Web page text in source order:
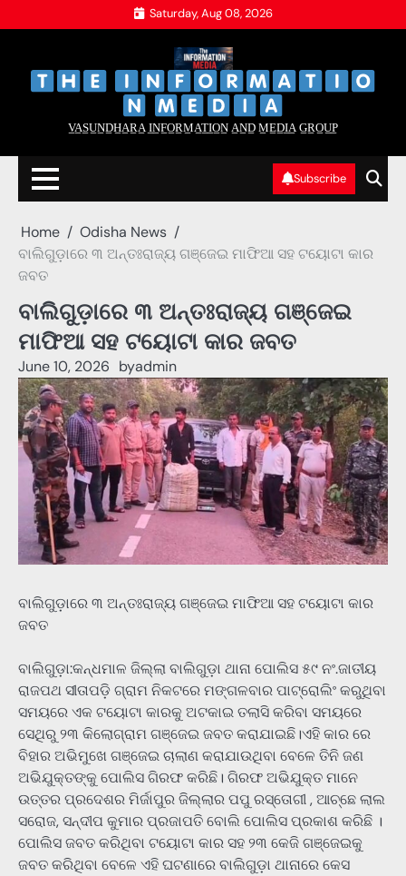
to
Saturday, Aug 08, 2026
V̲A̲S̲U̲N̲D̲H̲A̲R̲A̲ I̲N̲F̲O̲R̲M̲A̲T̲I̲O̲N̲ A̲N̲D̲ M̲E̲D̲I̲A̲ G̲R̲O̲U̲P̲
Subscribe
Home
Odisha News
ବାଲିଗୁଡ଼ାରେ ୩ ଅନ୍ତଃରାଜ୍ୟ ଗଞ୍ଜେଇ ମାଫିଆ ସହ ଟୟୋଟା କାର
ଜବତ
ବାଲିଗୁଡ଼ାରେ ୩ ଅନ୍ତଃରାଜ୍ୟ ଗଞ୍ଜେଇ
ମାଫିଆ ସହ ଟୟୋଟା କାର ଜବତ
June 10, 2026 byadmin
ବାଲିଗୁଡ଼ାରେ ୩ ଅନ୍ତଃରାଜ୍ୟ ଗଞ୍ଜେଇ ମାଫିଆ ସହ ଟୟୋଟା କାର
ଜବତ
ବାଲିଗୁଡ଼ା:କନ୍ଧମାଳ ଜିଲ୍ଲା ବାଲିଗୁଡ଼ା ଥାନା ପୋଲିସ ୫୯ ନଂ.ଜାତୀୟ
ରାଜପଥ ସୀତାପଡ଼ି ଗ୍ରାମ ନିକଟରେ ମଙ୍ଗଳବାର ପାଟ୍ରୋଲିଂ କରୁଥିବା
ସମୟରେ ଏକ ଟୟୋଟା କାରକୁ ଅଟକାଇ ତଲାସି କରିବା ସମୟରେ
ସେଥିରୁ ୨୩ କିଲୋଗ୍ରାମ ଗଞ୍ଜେଇ ଜବତ କରାଯାଇଛି।ଏହି କାର ରେ
ବିହାର ଅଭିମୁଖେ ଗଞ୍ଜେଇ ଚାଲାଣ କରାଯାଉଥିବା ବେଳେ ତିନି ଜଣ
ଅଭିଯୁକ୍ତଙ୍କୁ ପୋଲିସ ଗିରଫ କରିଛି। ଗିରଫ ଅଭିଯୁକ୍ତ ମାନେ
ଉତ୍ତର ପ୍ରଦେଶର ମିର୍ଜାପୁର ଜିଲ୍ଲାର ପପୁ ରସ୍ତୋଗୀ , ଆଚ୍ଛେ ଲାଲ
ସରୋଜ, ସନ୍ଦୀପ କୁମାର ପ୍ରଜାପତି ବୋଲି ପୋଲିସ ପ୍ରକାଶ କରିଛି ।
ପୋଲିସ ଜବତ କରିଥିବା ଟୟୋଟା କାର ସହ ୨୩ କେଜି ଗଞ୍ଜେଇକୁ
ଜବତ କରିଥିବା ବେଳେ ଏହି ଘଟଣାରେ ବାଲିଗୁଡ଼ା ଥାନାରେ କେସ